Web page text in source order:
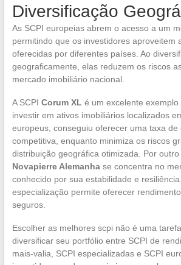
Diversificação
As SCPI europeias abrem o acesso a um
permitindo que os investidores aproveitem
oferecidas por diferentes países. Ao
geograficamente, elas reduzem os riscos
mercado imobiliário nacional.
A SCPI Corum XL é um excelente
investir em ativos imobiliários localizados
europeus, conseguiu oferecer uma taxa de
competitiva, enquanto minimiza os riscos
distribuição geográfica otimizada. Por outro
Novapierre Alemanhase concentra no
conhecido por sua estabilidade e
especialização permite oferecer
seguros.
Escolher as melhores scpi não é uma
diversificar seu portfólio entre SCPI de
mais-valia, SCPI especializadas e SCPI